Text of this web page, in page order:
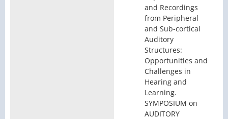
and Recordings
from Peripheral
and Sub-cortical
Auditory
Structures:
Opportunities and
Challenges in
Hearing and
Learning.
SYMPOSIUM on
AUDITORY